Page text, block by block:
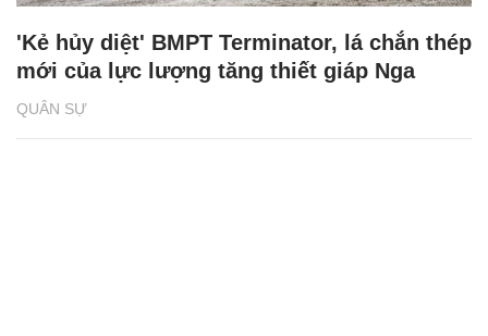
QUÂN SỰ
'Kẻ hủy diệt' BMPT Terminator, lá chắn thép
mới của lực lượng tăng thiết giáp Nga